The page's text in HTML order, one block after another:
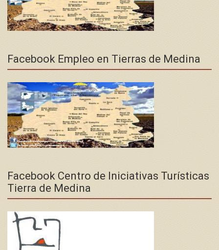
Facebook Empleo en Tierras de Medina
Facebook Centro de Iniciativas Turísticas
Tierra de Medina